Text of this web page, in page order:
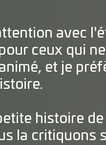
avec
ceux qui
et je
histoire
la critiquons